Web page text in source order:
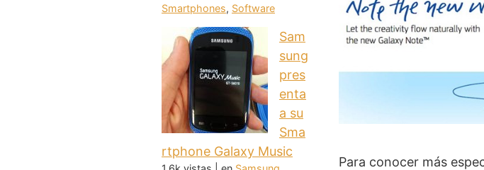
Para conocer más
Smartphones, Software
Sam
sung
pres
enta
a su
Sma
rtphone Galaxy Music